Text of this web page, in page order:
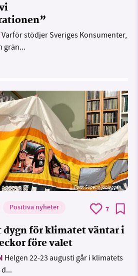
Varför stödjer Sveriges Konsumenter,
grän...
Foto: Supermijöbloggen
Positiva nyheter 7
för klimatet väntar i
före valet
Helgen 22-23 augusti går i klimatets